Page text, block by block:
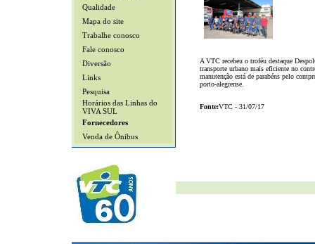
Qualidade
Mapa do site
Trabalhe conosco
Fale conosco
Diversão
Links
Pesquisa
Horários das Linhas do
VIVA SUL
Fornecedores
Venda de Ônibus
A VTC recebeu o troféu destaque
transporte urbano mais eficiente no
manutenção está de parabéns pelo
porto-alegrense.
Fonte:VTC - 31/07/17